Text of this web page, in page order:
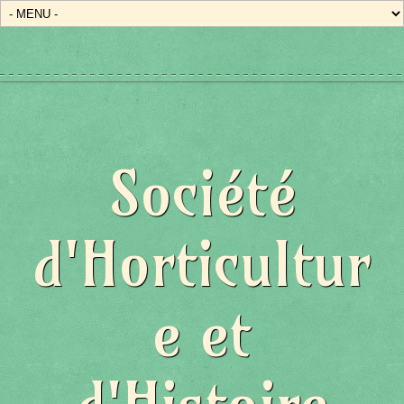
Société
d'Horticultur
e et